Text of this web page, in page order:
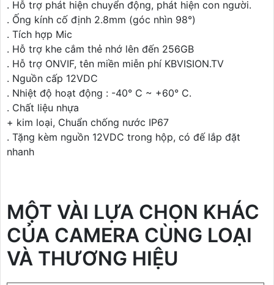
. Hỗ trợ phát hiện chuyển động, phát hiện con người.
. Ống kính cố định 2.8mm (góc nhìn 98°)
. Tích hợp Mic
. Hỗ trợ khe cắm thẻ nhớ lên đến 256GB
. Hỗ trợ ONVIF, tên miền miễn phí KBVISION.TV
. Nguồn cấp 12VDC
. Nhiệt độ hoạt động : -40° C ~ +60° C.
. Chất liệu nhựa
+ kim loại, Chuẩn chống nước IP67
. Tặng kèm nguồn 12VDC trong hộp, có đế lắp đặt
nhanh
MỘT VÀI LỰA CHỌN KHÁC
CỦA CAMERA CÙNG LOẠI
VÀ THƯƠNG HIỆU